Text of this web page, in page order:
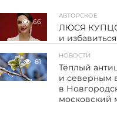
66
АВТОРСКОЕ
ЛЮСЯ
и
81
НОВОСТИ
Тёплый
и северным
в
московский